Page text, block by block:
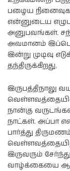
பழைய
என்னுடைய
அனுபவங்கள்.
அவமானம்
இன்று முடிவு
தந்திருக்கிறது.
இருபத்திநாலு
வெள்ளவத்தையில்
நான்கு
நாட்கள். அப்பா
பார்த்து
இருவரும்
வாழ்க்கையை